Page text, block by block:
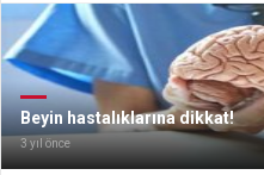
Beyin hastalıklarına dikkat!
3 yıl önce